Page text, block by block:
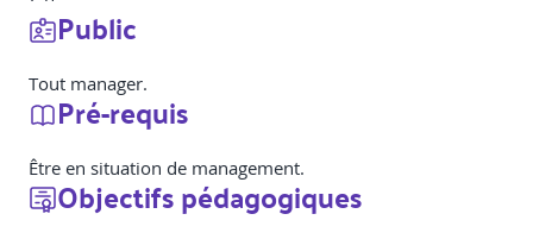
Public
Tout manager.
Pré-requis
Être en situation de management.
Objectifs pédagogiques